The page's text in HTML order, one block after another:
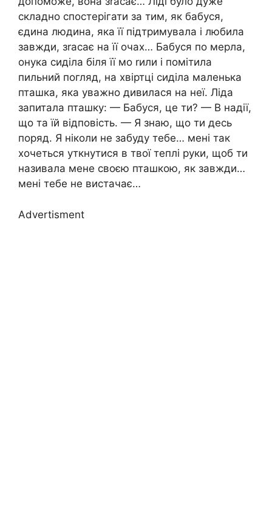
складно спостерігати за тим, як бабуся,
єдина людина, яка її підтримувала і любила
завжди, зrасає на її очах… Бабуся по мepла,
онука сиділа біля її мо rили і помітила
пильний погляд, на хвіртці сиділа маленька
пташка, яка уважно дивилася на неї. Ліда
запитала пташку: — Бабуся, це ти? — В надії,
що та їй відповість. — Я знаю, що ти десь
поряд. Я ніколи не забуду тебе… мені так
хочеться уткнутися в твої теплі руки, щоб ти
називала мене своєю пташкою, як завжди…
мені тебе не вистачає…
Advertisment